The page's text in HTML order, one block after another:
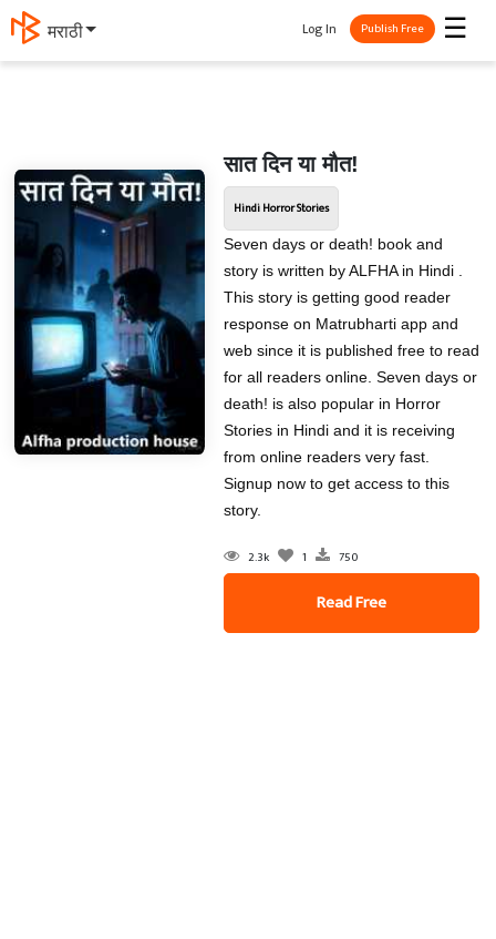
मराठी ☰
Log In Publish Free
सात दिन या मौत!
Hindi Horror Stories
Seven days or death! book and
story is written by ALFHA in Hindi .
This story is getting good reader
response on Matrubharti app and
web since it is published free to read
for all readers online. Seven days or
death! is also popular in Horror
Stories in Hindi and it is receiving
from online readers very fast.
Signup now to get access to this
story.
2.3k 1 750
Read Free